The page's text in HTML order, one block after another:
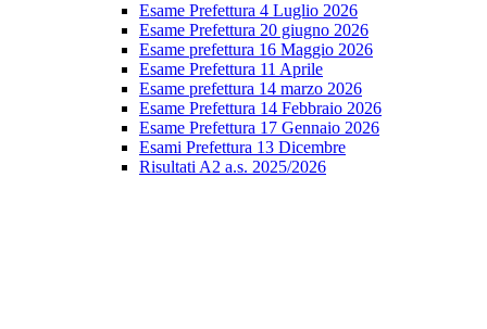
Esame Prefettura 4 Luglio 2026
Esame Prefettura 20 giugno 2026
Esame prefettura 16 Maggio 2026
Esame Prefettura 11 Aprile
Esame prefettura 14 marzo 2026
Esame Prefettura 14 Febbraio 2026
Esame Prefettura 17 Gennaio 2026
Esami Prefettura 13 Dicembre
Risultati A2 a.s. 2025/2026